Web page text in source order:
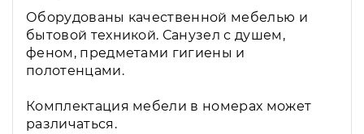
Оборудованы качественной мебелью и
бытовой техникой. Санузел с душем,
феном, предметами гигиены и
полотенцами.
Комплектация мебели в номерах может
различаться.